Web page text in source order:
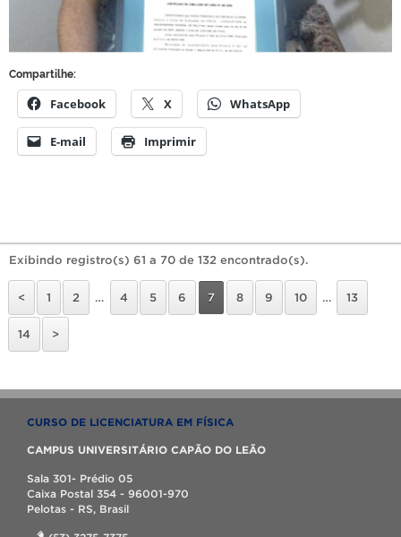
Compartilhe:
Facebook X WhatsApp
E-mail Imprimir
Exibindo registro(s) 61 a 70 de 132 encontrado(s).
< 1 2 … 4 5 6 7 8 9 10 … 13
14 >
CURSO DE LICENCIATURA EM FÍSICA
CAMPUS UNIVERSITÁRIO CAPÃO DO LEÃO
Sala 301- Prédio 05
Caixa Postal 354 - 96001-970
Pelotas - RS, Brasil